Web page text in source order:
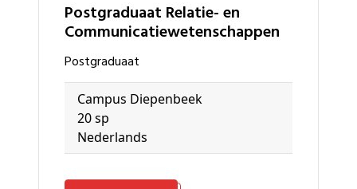
Postgraduaat Relatie- en
Communicatiewetenschappen
Postgraduaat
Campus Diepenbeek
20 sp
Nederlands